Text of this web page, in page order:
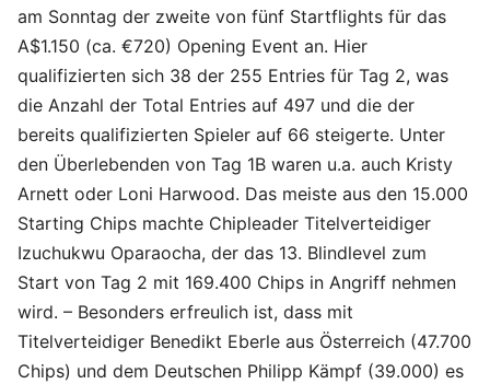
am Sonntag der zweite von fünf Startflights für das
A$1.150 (ca. €720) Opening Event an. Hier
qualifizierten sich 38 der 255 Entries für Tag 2, was
die Anzahl der Total Entries auf 497 und die der
bereits qualifizierten Spieler auf 66 steigerte. Unter
den Überlebenden von Tag 1B waren u.a. auch Kristy
Arnett oder Loni Harwood. Das meiste aus den 15.000
Starting Chips machte Chipleader Titelverteidiger
Izuchukwu Oparaocha, der das 13. Blindlevel zum
Start von Tag 2 mit 169.400 Chips in Angriff nehmen
wird. – Besonders erfreulich ist, dass mit
Titelverteidiger Benedikt Eberle aus Österreich (47.700
Chips) und dem Deutschen Philipp Kämpf (39.000) es